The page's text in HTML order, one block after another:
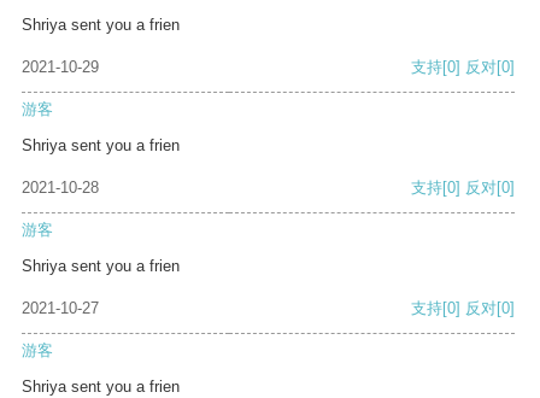
Shriya sent you a frien
2021-10-29 支持[0] 反对[0]
游客
Shriya sent you a frien
2021-10-28 支持[0] 反对[0]
游客
Shriya sent you a frien
2021-10-27 支持[0] 反对[0]
游客
Shriya sent you a frien